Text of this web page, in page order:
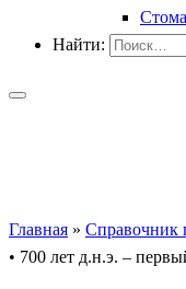
Найти:
Главная » Справочник
• 700 лет д.н.э. –